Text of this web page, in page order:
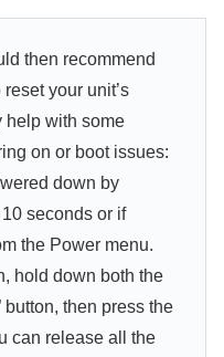
then recommend
your unit’s
help with some
on or boot issues:
down by
seconds or if
the Power menu.
hold down both the
then press the
can release all the